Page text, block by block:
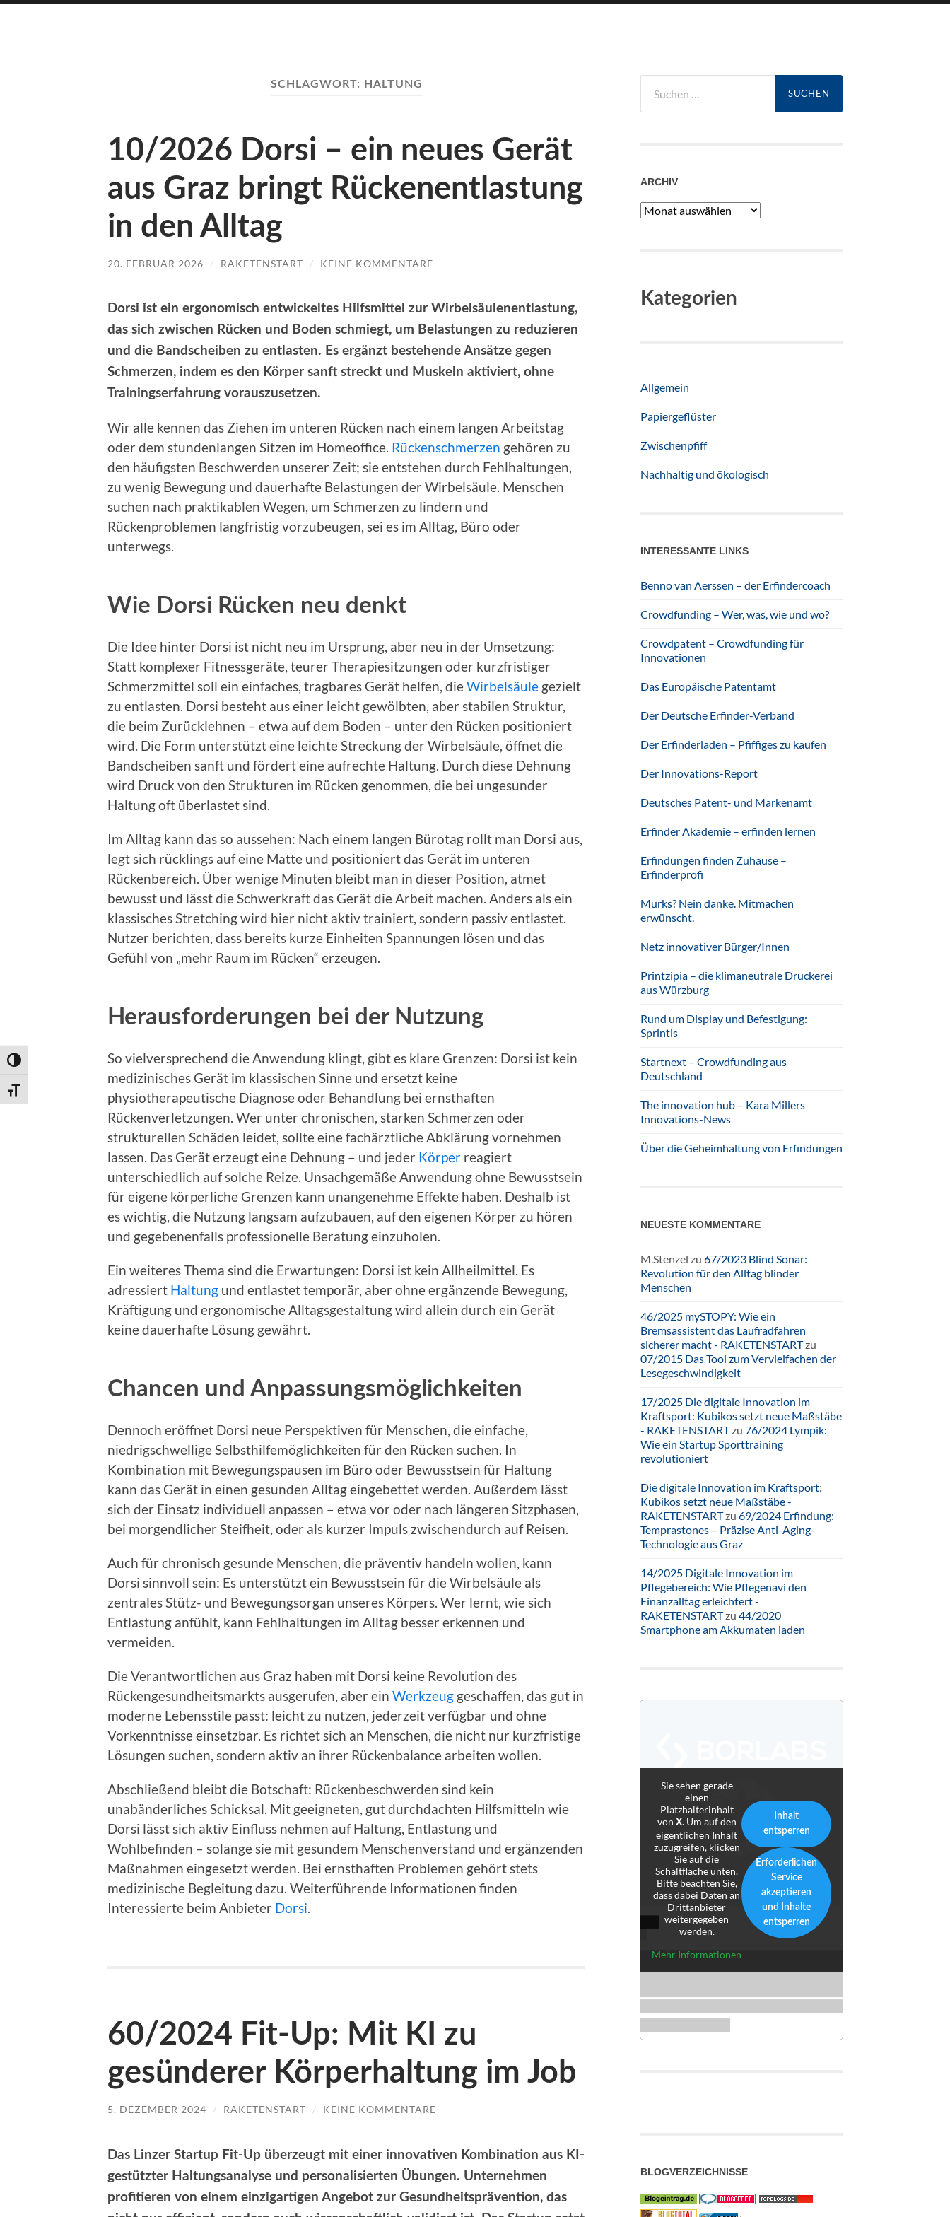
Umschalten auf hohe Kontraste
Schrift vergrößern
SCHLAGWORT: HALTUNG
10/2026 Dorsi – ein neues Gerät
aus Graz bringt Rückenentlastung
in den Alltag
20. FEBRUAR 2026 / RAKETENSTART / KEINE KOMMENTARE
Dorsi ist ein ergonomisch entwickeltes Hilfsmittel zur Wirbelsäulenentlastung,
das sich zwischen Rücken und Boden schmiegt, um Belastungen zu reduzieren
und die Bandscheiben zu entlasten. Es ergänzt bestehende Ansätze gegen
Schmerzen, indem es den Körper sanft streckt und Muskeln aktiviert, ohne
Trainingserfahrung vorauszusetzen.
Wir alle kennen das Ziehen im unteren Rücken nach einem langen Arbeitstag
oder dem stundenlangen Sitzen im Homeoffice. Rückenschmerzen gehören zu
den häufigsten Beschwerden unserer Zeit; sie entstehen durch Fehlhaltungen,
zu wenig Bewegung und dauerhafte Belastungen der Wirbelsäule. Menschen
suchen nach praktikablen Wegen, um Schmerzen zu lindern und
Rückenproblemen langfristig vorzubeugen, sei es im Alltag, Büro oder
unterwegs.
Wie Dorsi Rücken neu denkt
Die Idee hinter Dorsi ist nicht neu im Ursprung, aber neu in der Umsetzung:
Statt komplexer Fitnessgeräte, teurer Therapiesitzungen oder kurzfristiger
Schmerzmittel soll ein einfaches, tragbares Gerät helfen, dieWirbelsäule gezielt
zu entlasten. Dorsi besteht aus einer leicht gewölbten, aber stabilen Struktur,
die beim Zurücklehnen – etwa auf dem Boden – unter den Rücken positioniert
wird. Die Form unterstützt eine leichte Streckung der Wirbelsäule, öffnet die
Bandscheiben sanft und fördert eine aufrechte Haltung. Durch diese Dehnung
wird Druck von den Strukturen im Rücken genommen, die bei ungesunder
Haltung oft überlastet sind.
Im Alltag kann das so aussehen: Nach einem langen Bürotag rollt man Dorsi aus,
legt sich rücklings auf eine Matte und positioniert das Gerät im unteren
Rückenbereich. Über wenige Minuten bleibt man in dieser Position, atmet
bewusst und lässt die Schwerkraft das Gerät die Arbeit machen. Anders als ein
klassisches Stretching wird hier nicht aktiv trainiert, sondern passiv entlastet.
Nutzer berichten, dass bereits kurze Einheiten Spannungen lösen und das
Gefühl von „mehr Raum im Rücken“ erzeugen.
Herausforderungen bei der Nutzung
So vielversprechend die Anwendung klingt, gibt es klare Grenzen: Dorsi ist kein
medizinisches Gerät im klassischen Sinne und ersetzt keine
physiotherapeutische Diagnose oder Behandlung bei ernsthaften
Rückenverletzungen. Wer unter chronischen, starken Schmerzen oder
strukturellen Schäden leidet, sollte eine fachärztliche Abklärung vornehmen
lassen. Das Gerät erzeugt eine Dehnung – und jeder Körper reagiert
unterschiedlich auf solche Reize. Unsachgemäße Anwendung ohne Bewusstsein
für eigene körperliche Grenzen kann unangenehme Effekte haben. Deshalb ist
es wichtig, die Nutzung langsam aufzubauen, auf den eigenen Körper zu hören
und gegebenenfalls professionelle Beratung einzuholen.
Ein weiteres Thema sind die Erwartungen: Dorsi ist kein Allheilmittel. Es
adressiert Haltung und entlastet temporär, aber ohne ergänzende Bewegung,
Kräftigung und ergonomische Alltagsgestaltung wird allein durch ein Gerät
keine dauerhafte Lösung gewährt.
Chancen und Anpassungsmöglichkeiten
Dennoch eröffnet Dorsi neue Perspektiven für Menschen, die einfache,
niedrigschwellige Selbsthilfemöglichkeiten für den Rücken suchen. In
Kombination mit Bewegungspausen im Büro oder Bewusstsein für Haltung
kann das Gerät in einen gesunden Alltag eingebettet werden. Außerdem lässt
sich der Einsatz individuell anpassen – etwa vor oder nach längeren Sitzphasen,
bei morgendlicher Steifheit, oder als kurzer Impuls zwischendurch auf Reisen.
Auch für chronisch gesunde Menschen, die präventiv handeln wollen, kann
Dorsi sinnvoll sein: Es unterstützt ein Bewusstsein für die Wirbelsäule als
zentrales Stütz- und Bewegungsorgan unseres Körpers. Wer lernt, wie sich
Entlastung anfühlt, kann Fehlhaltungen im Alltag besser erkennen und
vermeiden.
Die Verantwortlichen aus Graz haben mit Dorsi keine Revolution des
Rückengesundheitsmarkts ausgerufen, aber ein Werkzeug geschaffen, das gut in
moderne Lebensstile passt: leicht zu nutzen, jederzeit verfügbar und ohne
Vorkenntnisse einsetzbar. Es richtet sich an Menschen, die nicht nur kurzfristige
Lösungen suchen, sondern aktiv an ihrer Rückenbalance arbeiten wollen.
Abschließend bleibt die Botschaft: Rückenbeschwerden sind kein
unabänderliches Schicksal. Mit geeigneten, gut durchdachten Hilfsmitteln wie
Dorsi lässt sich aktiv Einfluss nehmen auf Haltung, Entlastung und
Wohlbefinden – solange sie mit gesundem Menschenverstand und ergänzenden
Maßnahmen eingesetzt werden. Bei ernsthaften Problemen gehört stets
medizinische Begleitung dazu. Weiterführende Informationen finden
Interessierte beim Anbieter Dorsi.
60/2024 Fit-Up: Mit KI zu
gesünderer Körperhaltung im Job
5. DEZEMBER 2024 / RAKETENSTART / KEINE KOMMENTARE
Das Linzer Startup Fit-Up überzeugt mit einer innovativen Kombination aus KI-
gestützter Haltungsanalyse und personalisierten Übungen. Unternehmen
profitieren von einem einzigartigen Angebot zur Gesundheitsprävention, das
nach:
ARCHIV
Archiv
Kategorien
Allgemein
Papiergeflüster
Zwischenpfiff
Nachhaltig und ökologisch
INTERESSANTE LINKS
Benno van Aerssen – der Erfindercoach
Crowdfunding – Wer, was, wie und wo?
Crowdpatent – Crowdfunding für
Innovationen
Das Europäische Patentamt
Der Deutsche Erfinder-Verband
Der Erfinderladen – Pfiffiges zu kaufen
Der Innovations-Report
Deutsches Patent- und Markenamt
Erfinder Akademie – erfinden lernen
Erfindungen finden Zuhause –
Erfinderprofi
Murks? Nein danke. Mitmachen
erwünscht.
Netz innovativer Bürger/Innen
Printzipia – die klimaneutrale Druckerei
aus Würzburg
Rund um Display und Befestigung:
Sprintis
Startnext – Crowdfunding aus
Deutschland
The innovation hub – Kara Millers
Innovations-News
Über die Geheimhaltung von Erfindungen
NEUESTE KOMMENTARE
M.Stenzel zu 67/2023 Blind Sonar:
Revolution für den Alltag blinder
Menschen
46/2025 mySTOPY: Wie ein
Bremsassistent das Laufradfahren
sicherer macht - RAKETENSTARTzu
07/2015 Das Tool zum Vervielfachen der
Lesegeschwindigkeit
17/2025 Die digitale Innovation im
Kraftsport: Kubikos setzt neue Maßstäbe
- RAKETENSTARTzu 76/2024 Lympik:
Wie ein Startup Sporttraining
revolutioniert
Die digitale Innovation im Kraftsport:
Kubikos setzt neue Maßstäbe -
RAKETENSTARTzu 69/2024 Erfindung:
Temprastones – Präzise Anti-Aging-
Technologie aus Graz
14/2025 Digitale Innovation im
Pflegebereich: Wie Pflegenavi den
Finanzalltag erleichtert -
RAKETENSTARTzu 44/2020
Smartphone am Akkumaten laden
Sie sehen gerade
einen
Platzhalterinhalt
von X. Um auf den
eigentlichen Inhalt
zuzugreifen, klicken
Sie auf die
Schaltfläche unten.
Bitte beachten Sie,
dass dabei Daten an
Drittanbieter
weitergegeben
werden.
Mehr Informationen
Inhalt
entsperren
Erforderlichen
Service
akzeptieren
und Inhalte
entsperren
BLOGVERZEICHNISSE